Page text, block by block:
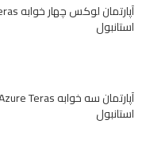
استانبول
استانبول